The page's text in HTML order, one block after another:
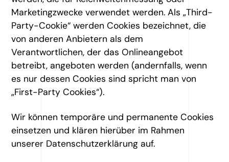
Marketingzwecke verwendet werden. Als „Third-
Party-Cookie“ werden Cookies bezeichnet, die
von anderen Anbietern als dem
Verantwortlichen, der das Onlineangebot
betreibt, angeboten werden (andernfalls, wenn
es nur dessen Cookies sind spricht man von
„First-Party Cookies“).
Wir können temporäre und permanente Cookies
einsetzen und klären hierüber im Rahmen
unserer Datenschutzerklärung auf.